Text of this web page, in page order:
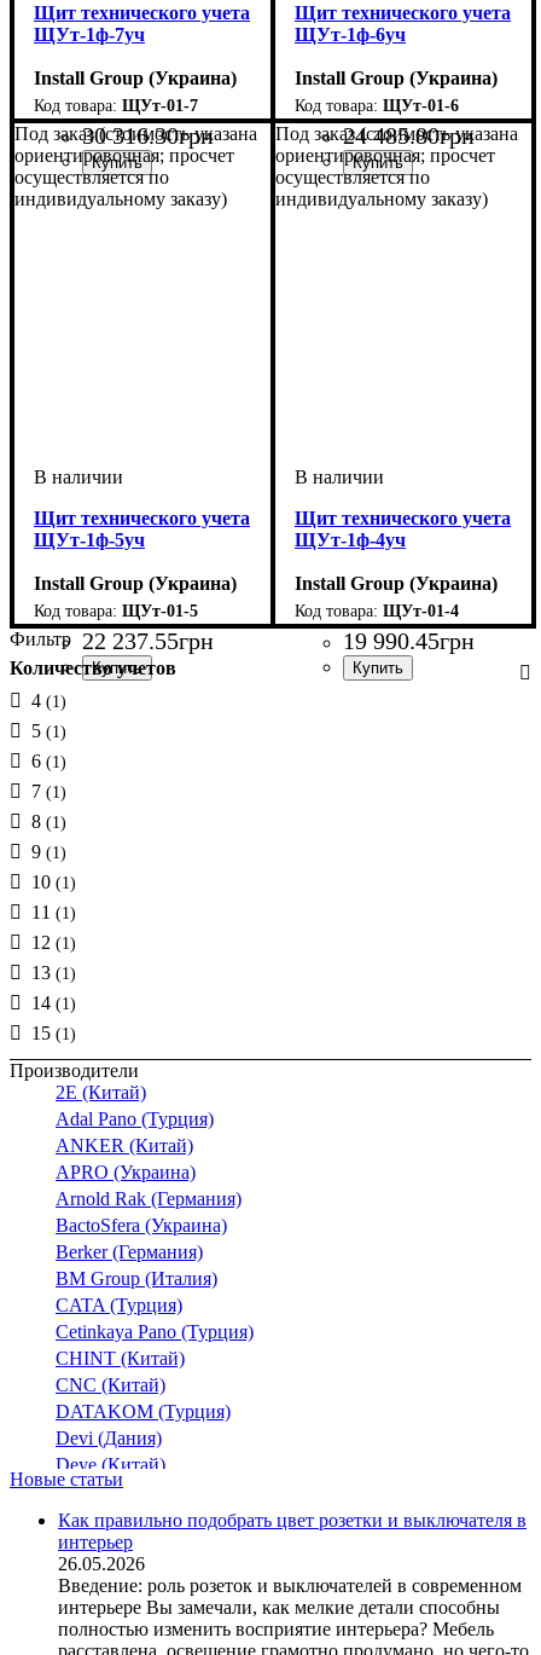
Щит технического учета
ЩУт-1ф-7уч
Install Group (Украина)
ЩУт-01-7
30 316.30грн
Щит технического учета
ЩУт-1ф-6уч
Install Group (Украина)
ЩУт-01-6
24 485.80грн
Под заказ (стоимость указана
ориентировочная; просчет
осуществляется по
индивидуальному заказу)
Щит технического учета
ЩУт-1ф-5уч
Install Group (Украина)
ЩУт-01-5
22 237.55грн
Под заказ (стоимость указана
ориентировочная; просчет
осуществляется по
индивидуальному заказу)
Щит технического учета
ЩУт-1ф-4уч
Install Group (Украина)
ЩУт-01-4
19 990.45грн
Фильтр
Количество учетов
4 (1)
5 (1)
6 (1)
7 (1)
8 (1)
9 (1)
10 (1)
11 (1)
12 (1)
13 (1)
14 (1)
15 (1)
Производители
2E (Китай)
Adal Pano (Турция)
ANKER (Китай)
APRO (Украина)
Arnold Rak (Германия)
BactoSfera (Украина)
Berker (Германия)
BM Group (Италия)
CATA (Турция)
Cetinkaya Pano (Турция)
CHINT (Китай)
CNC (Китай)
DATAKOM (Турция)
Devi (Дания)
Deye (Китай)
DigiTop (Украина)
DKC (Украина)
Dyness (Китай)
E.NEXT (Украина)
EAE Electric
Eastron (Китай)
Eaton (США)
Новые статьи
Как правильно подобрать цвет розетки и выключателя в
интерьер
26.05.2026
Введение: роль розеток и выключателей в современном
интерьере Вы замечали, как мелкие детали способны
полностью изменить восприятие интерьера? Мебель
расставлена, освещение грамотно продумано, но чего-то